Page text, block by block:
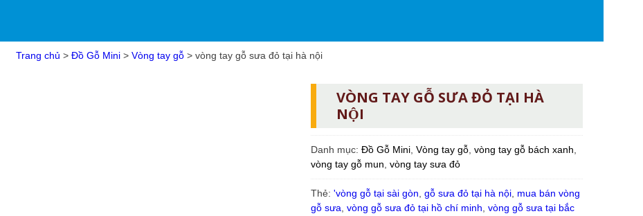
Trang chủ > Đồ Gỗ Mini > Vòng tay gỗ > vòng tay gỗ sưa đỏ tại hà nội
VÒNG TAY GỖ SƯA ĐỎ TẠI HÀ
NỘI
Danh mục: Đồ Gỗ Mini, Vòng tay gỗ, vòng tay gỗ bách xanh
vòng tay gỗ mun vòng tay sưa đỏ
Thẻ: 'vòng gỗ tại sài gòn gỗ sưa đỏ tại hà nội, mua bán vòng
gỗ sưa vòng gỗ sưa đỏ tại hồ chí minh vòng gỗ sưa tại bắc